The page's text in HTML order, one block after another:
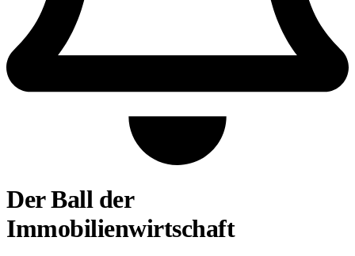
Der Ball der
Immobilienwirtschaft